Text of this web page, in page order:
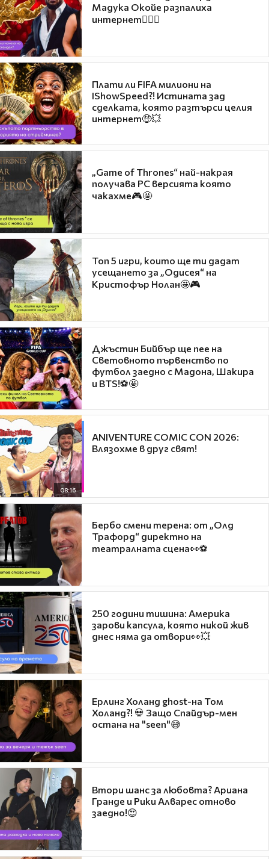
Мадука Окойе разпалиха
интернет❤️‍🔥🔥
Плати ли FIFA милиони на
IShowSpeed?! Истината зад
сделката, която разтърси целия
интернет🤑💥
„Game of Thrones“ най-накрая
получава PC версията която
чакахме🎮🤩
Топ 5 игри, които ще ти дадат
усещането за „Одисея“ на
Кристофър Нолан🤩🎮
Джъстин Бийбър ще пее на
Световното първенство по
футбол заедно с Мадона, Шакира
и BTS!⚽🤩
08:16
ANIVENTURE COMIC CON 2026:
Влязохме в друг свят!
Бербо смени терена: от „Олд
Трафорд“ директно на
театралната сцена👀⚽
250 години тишина: Америка
зарови капсула, която никой жив
днес няма да отвори👀💥
Ерлинг Холанд ghost-на Том
Холанд?! 💀 Защо Спайдър-мен
остана на "seen"😅
Втори шанс за любовта? Ариана
Гранде и Рики Алварес отново
заедно!😍